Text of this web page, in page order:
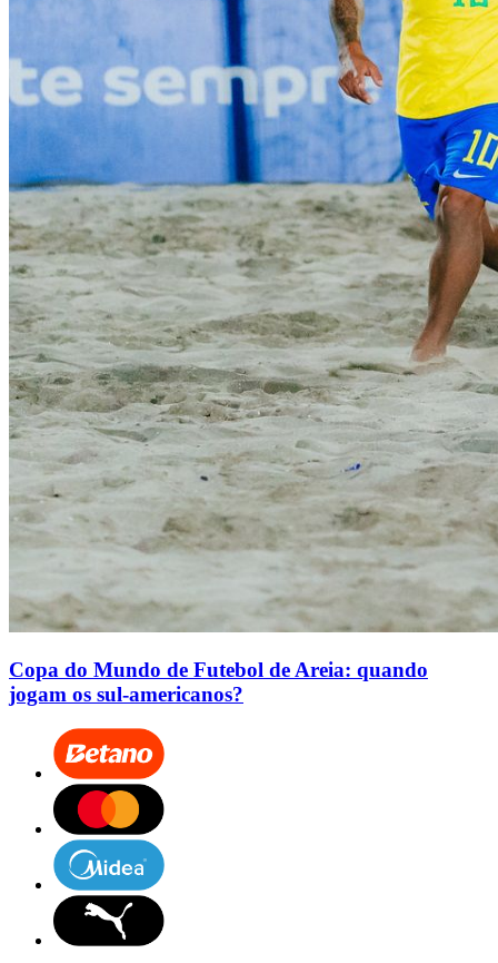
Copa do Mundo de Futebol de Areia: quando
jogam os sul-americanos?